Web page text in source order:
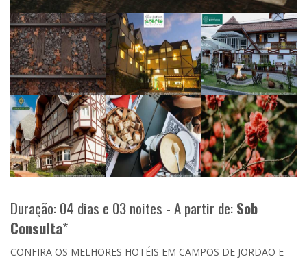
Duração: 04 dias e 03 noites - A partir de:Sob
Consulta*
CONFIRA OS MELHORES HOTÉIS EM CAMPOS DE JORDÃO E